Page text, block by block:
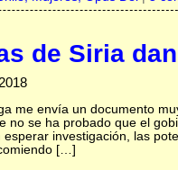
de Siria
me envía un documento
no se ha probado que el
esperar investigación, las
[…]